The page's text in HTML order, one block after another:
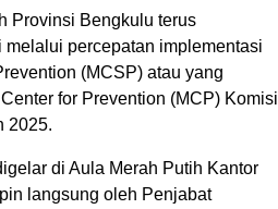
Provinsi Bengkulu terus
percepatan implementasi
(MCSP) atau yang
for Prevention (MCP) Komisi
2025.
di Aula Merah Putih Kantor
langsung oleh Penjabat